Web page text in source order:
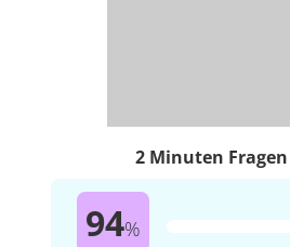
2 Minuten
94%